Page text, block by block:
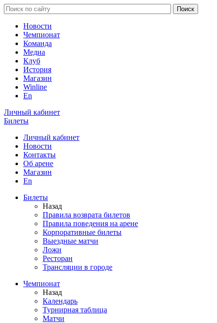
Новости
Чемпионат
Команда
Медиа
Клуб
История
Магазин
Winline
En
Личный кабинет
Билеты
Личный кабинет
Новости
Контакты
Об арене
Магазин
En
Билеты
Назад
Правила возврата билетов
Правила поведения на арене
Корпоративные билеты
Выездные матчи
Ложи
Ресторан
Трансляции в городе
Чемпионат
Назад
Календарь
Турнирная таблица
Матчи